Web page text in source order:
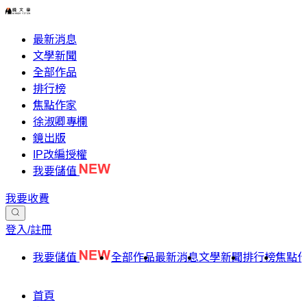
最新消息
文學新聞
全部作品
排行榜
焦點作家
徐淑卿專欄
鏡出版
IP改編授權
我要儲值
我要收費
登入/註冊
我要儲值 全部作品最新消息文學新聞排行榜焦點
首頁